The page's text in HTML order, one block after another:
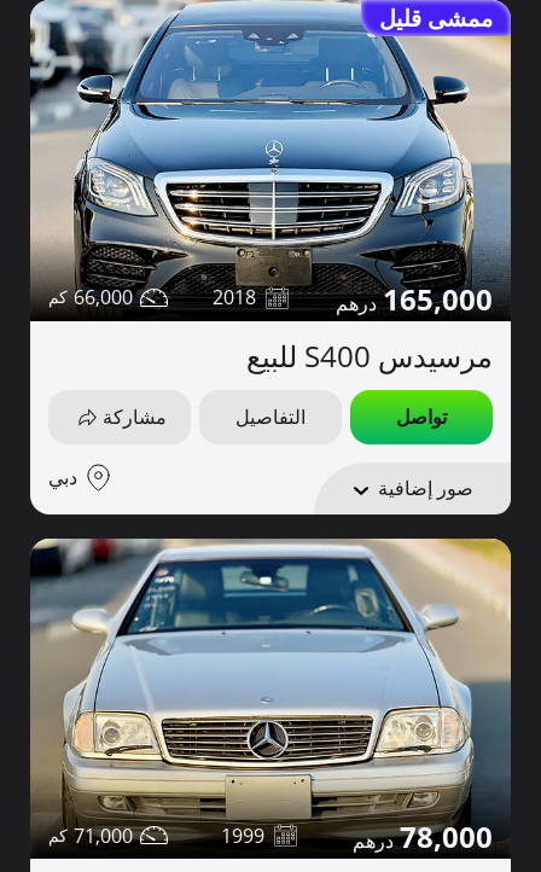
ممشى قليل
165,000
2018
66,000
مرسيدس S400 للبيع
تواصل التفاصيل مشاركة
صور إضافية دبي
78,000
1999
71,000